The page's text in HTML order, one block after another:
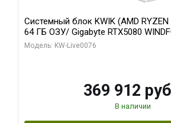
Системный блок KWIK (AMD RYZEN
64 ГБ ОЗУ/ Gigabyte RTX5080
16GB GDDR7 256bit / 960 ГБ SSD)
Модель: KW-Live0076
369 912
В наличии